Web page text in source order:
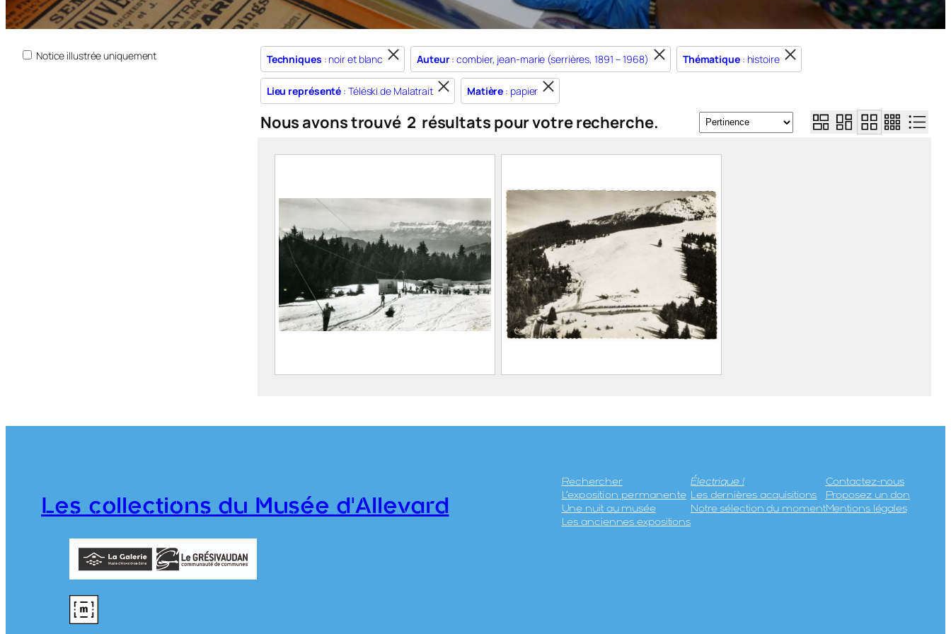
Notice illustrée uniquement Techniques : noir et blanc Auteur: combier, jean-marie (serrières, 1891 – 1968) Thématique: histoire
Lieu représenté : Téléski de Malatrait Matière : papier
Nous avons trouvé 2 résultats pour votre recherche.
Le Collet d’Allevard en hiver :
COMBIER, Jean-Marie
Vue aérienne de la station du
COMBIER, Jean-Marie
Les collections du Musée d'Allevard
Rechercher
L’exposition permanente
Une nuit au musée
Les anciennes expositions
Électrique !
Les dernières acquisitions
Notre sélection du moment
Contactez-nous
Proposez un don
Mentions légales